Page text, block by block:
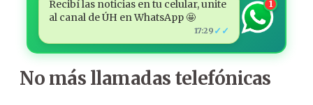
Recibí las noticias en tu celular, unite
al canal de ÚH en WhatsApp 🤩
17:29 ✓✓
1
No más llamadas telefónicas